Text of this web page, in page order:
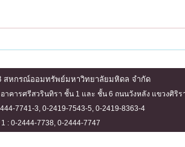
สหกรณ์ออมทรัพย์มหาวิทยาลัยมหิดล จำกัด
อาคารศรีสวรินทิรา ชั้น 1 และ ชั้น 6 ถนนวังหลัง แขวงศิริ
7741-3, 0-2419-7543-5, 0-2419-8363-4
: 0-2444-7738, 0-2444-7747